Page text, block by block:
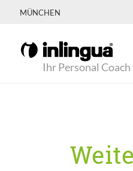
MÜNCHEN
Ihr Personal